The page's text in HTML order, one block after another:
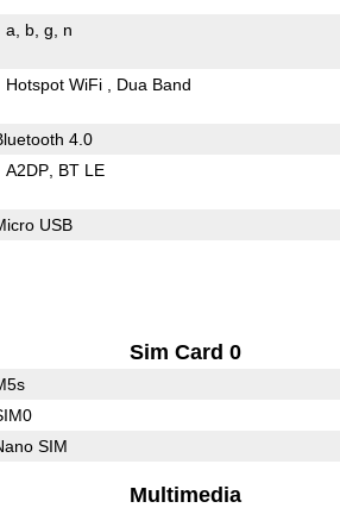
a b g n
Hotspot WiFi Dua Band
4.0
A2DP BT LE
USB
Sim Card 0
SIM
Multimedia